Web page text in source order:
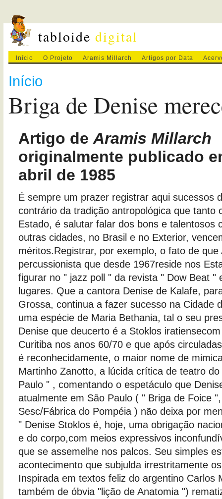
tabloidedigital
Início O Projeto Aramis Millarch Artigos por Data
Início
Briga de Denise
Artigo deAramis Millarch
originalmente publicado
abril de 1985
É sempre um prazer registrar aqui sucessos
contrário da tradição antropológica que tanto
Estado, é salutar falar dos bons e talentosos
outras cidades, no Brasil e no Exterior,
méritos.Registrar, por exemplo, o fato de que
percussionista que desde 1967reside nos
figurar no " jazz poll " da revista " Dow Beat "
lugares. Que a cantora Denise de Kalafe,
Grossa, continua a fazer sucesso na Cidade
uma espécie de Maria Bethania, tal o seu
Denise que deucerto é a Stoklos
Curitiba nos anos 60/70 e que após
é reconhecidamente, o maior nome de
Martinho Zanotto, a lúcida crítica de teatro
Paulo " , comentando o espetáculo que
atualmente em São Paulo ( " Briga de Foice
Sesc/Fábrica do Pompéia ) não deixa por
" Denise Stoklos é, hoje, uma obrigação
e do corpo,com meios expressivos
que se assemelhe nos palcos. Seu simples
acontecimento que subjulda irrestritamente
Inspirada em textos feliz do argentino Carlos
também de óbvia "lição de Anatomia ")